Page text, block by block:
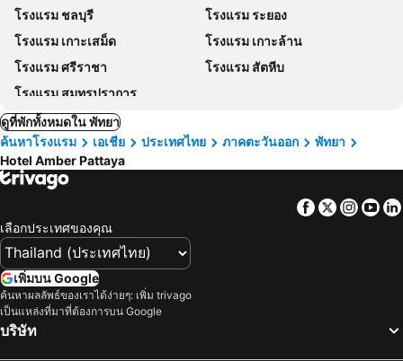
โรงแรม ชลบุรี
โรงแรม ระยอง
โรงแรม เกาะเสม็ด
โรงแรม เกาะล้าน
โรงแรม ศรีราชา
โรงแรม สัตหีบ
โรงแรม สมุทรปราการ
ดูที่พักทั้งหมดใน พัทยา
ค้นหาโรงแรม
เอเชีย ประเทศไทย ภาคตะวันออก
พัทยา
Hotel Amber Pattaya
Facebook
Twitter
เลือกประเทศของคุณ
เพิ่มบน Google
ค้นหาผลลัพธ์ของเราได้ง่ายๆ: เพิ่ม trivago
เป็นแหล่งที่มาที่ต้องการบน Google
บริษัท